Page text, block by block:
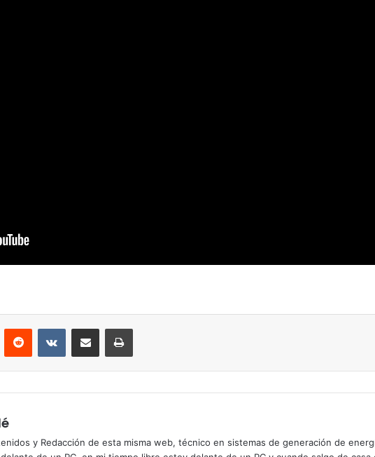
Reddit VKontakteCompartir por correo electrónicoImprimir
y Redacción de esta misma web, técnico en sistemas de generación de